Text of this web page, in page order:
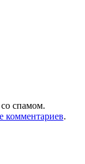
спамом.
комментариев.